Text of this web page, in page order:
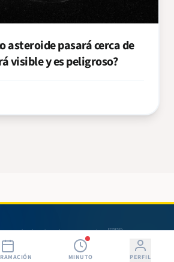
asteroide pasará cerca de
visible y es peligroso?
MINUTO PERFIL
Todos los derechos reservados. 🇳🇮